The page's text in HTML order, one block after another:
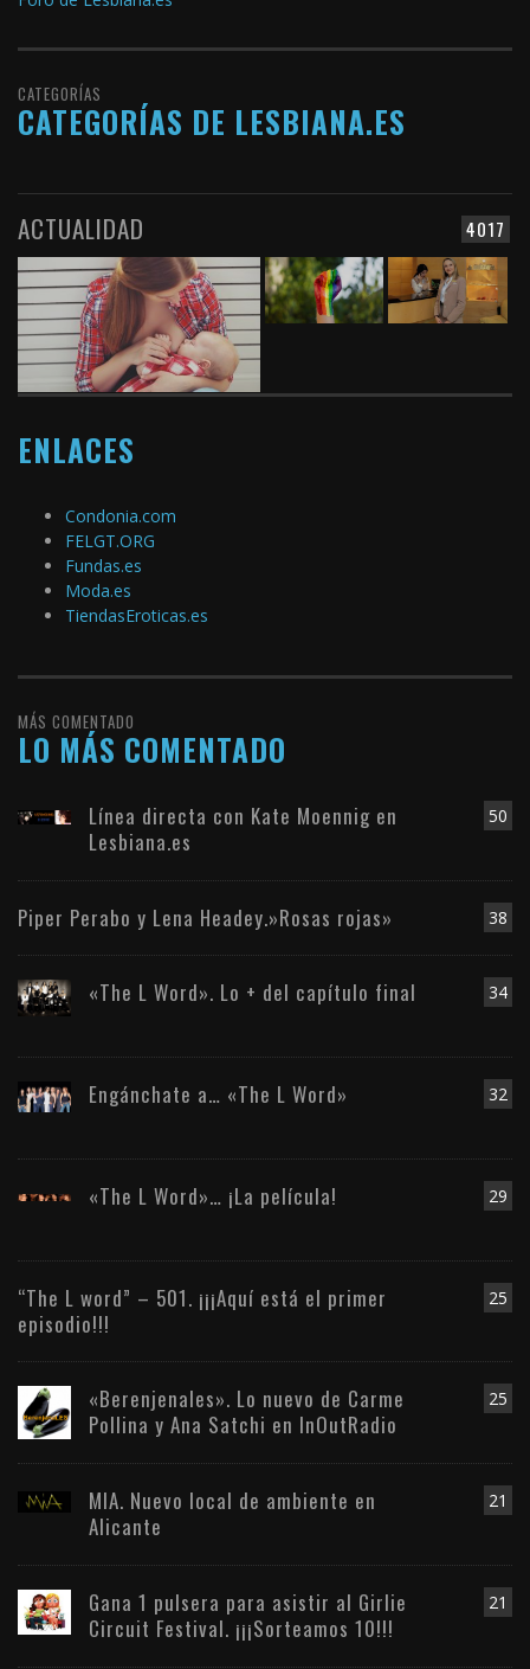
CATEGORÍAS
CATEGORÍAS DE LESBIANA.ES
4017
ACTUALIDAD
ENLACES
Condonia.com
FELGT.ORG
Fundas.es
Moda.es
TiendasEroticas.es
MÁS COMENTADO
LO MÁS COMENTADO
50
Línea directa con Kate Moennig en
Lesbiana.es
38
Piper Perabo y Lena Headey.»Rosas rojas»
34
«The L Word». Lo + del capítulo final
32
Engánchate a… «The L Word»
29
«The L Word»… ¡La película!
25
“The L word” – 501. ¡¡¡Aquí está el primer
episodio!!!
25
«Berenjenales». Lo nuevo de Carme
Pollina y Ana Satchi en InOutRadio
21
MIA. Nuevo local de ambiente en
Alicante
21
Gana 1 pulsera para asistir al Girlie
Circuit Festival. ¡¡¡Sorteamos 10!!!